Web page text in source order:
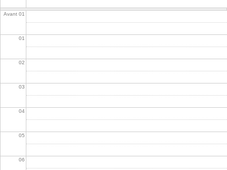
Avant 01
01
02
03
04
05
06